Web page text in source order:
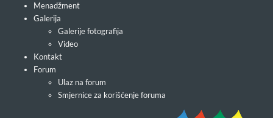
Menadžment
Galerija
Galerije fotografija
Video
Kontakt
Forum
Ulaz na forum
Smjernice za korišćenje foruma